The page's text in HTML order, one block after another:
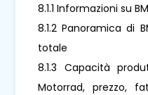
8.1.1 Informazioni su
8.1.2 Panoramica di
totale
8.1.3 Capacità
Motorrad, prezzo,